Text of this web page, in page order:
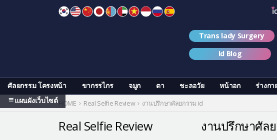
ศัลยกรรม โครงหน้า ขากรรไกร จมูก ตา ชะลอวัย หน้าอก ร่างก
แผนผังเว็บไซต์
Trans lady Surgery
Id Blog
HOME Real Selfie Review งานปรึกษาศัลยกรรม id
งานปรึกษาศัล
Real Selfie Review